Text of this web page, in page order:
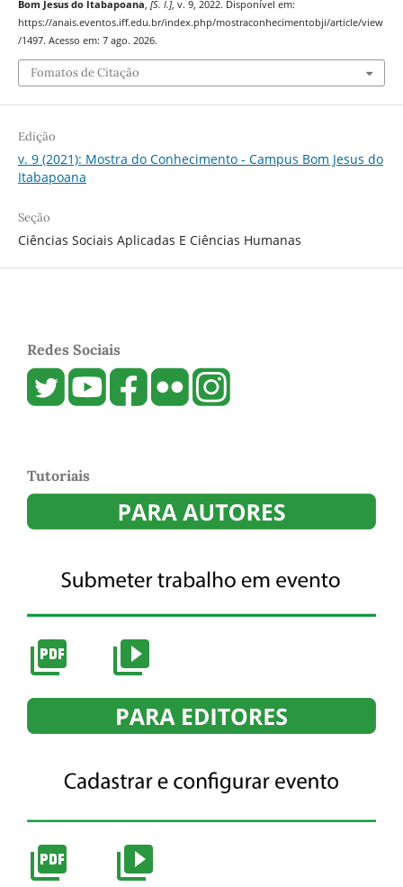
Bom Jesus do Itabapoana, [S. l.], v. 9, 2022. Disponível em:
https://anais.eventos.iff.edu.br/index.php/mostraconhecimentobji/article/view
/1497. Acesso em: 7 ago. 2026.
Fomatos de Citação
Edição
v. 9 (2021): Mostra do Conhecimento - Campus Bom Jesus do
Itabapoana
Seção
Ciências Sociais Aplicadas E Ciências Humanas
Redes Sociais
Tutoriais